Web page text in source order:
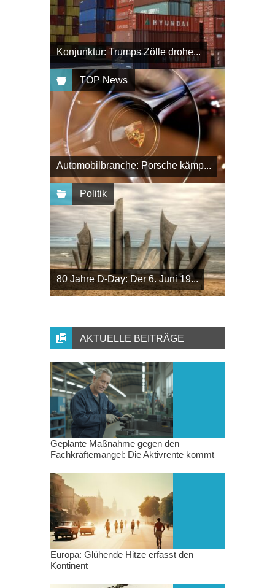
Konjunktur: Trumps Zölle drohe...
TOP News
Automobilbranche: Porsche kämp...
Politik
80 Jahre D-Day: Der 6. Juni 19...
AKTUELLE BEITRÄGE
Geplante Maßnahme gegen den
Fachkräftemangel: Die Aktivrente kommt
Europa: Glühende Hitze erfasst den
Kontinent